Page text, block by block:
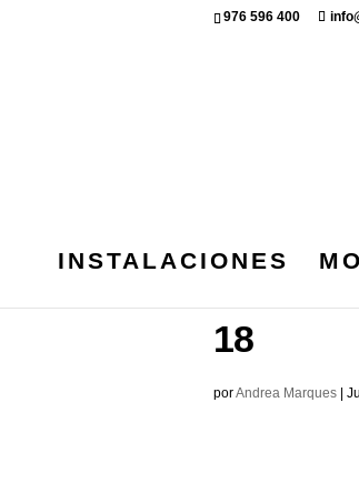
976 596 400
INSTALACIONES
18
porAndrea Marques